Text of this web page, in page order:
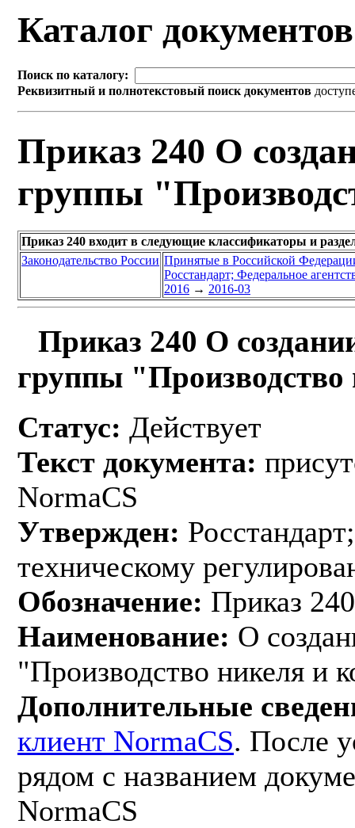
Каталог
Поиск по каталогу:
Реквизитный и полнотекстовый поиск документов
Приказ 240 О
группы
Приказ 240 входит в следующие классификаторы и
Законодательство России Принятые в Российской
Росстандарт; Федеральное
2016 → 2016-03
Приказ 240 О
группы "Производство
Статус: Действует
Текст документа:
NormaCS
Утвержден:
техническому
Обозначение: Приказ 240
Наименование: О
"Производство никеля и
Дополнительные
клиент NormaCS. После
рядом с названием
NormaCS